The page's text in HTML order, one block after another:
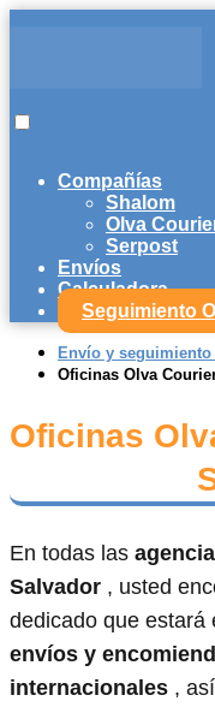
Compañías
Shalom
Olva
Serpost
Envíos
Calculadora
Seguimiento
Envío y seguimiento
Oficinas Olva
Oficinas
En todas las
Salvador , usted
dedicado que estará
envíos y
internacionales ,